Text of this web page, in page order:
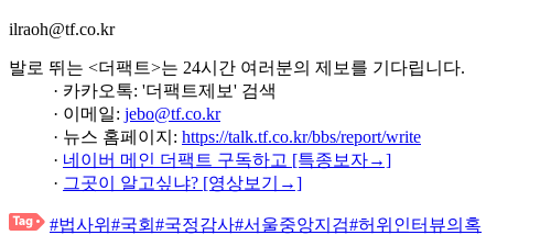
ilraoh@tf.co.kr
발로 뛰는 <더팩트>는 24시간 여러분의 제보를 기다립니다.
· 카카오톡: '더팩트제보' 검색
· 이메일: jebo@tf.co.kr
· 뉴스 홈페이지: https://talk.tf.co.kr/bbs/report/write
· 네이버 메인 더팩트 구독하고 [특종보자→]
· 그곳이 알고싶냐? [영상보기→]
#법사위 #국회 #국정감사#서울중앙지검#허위인터뷰의혹